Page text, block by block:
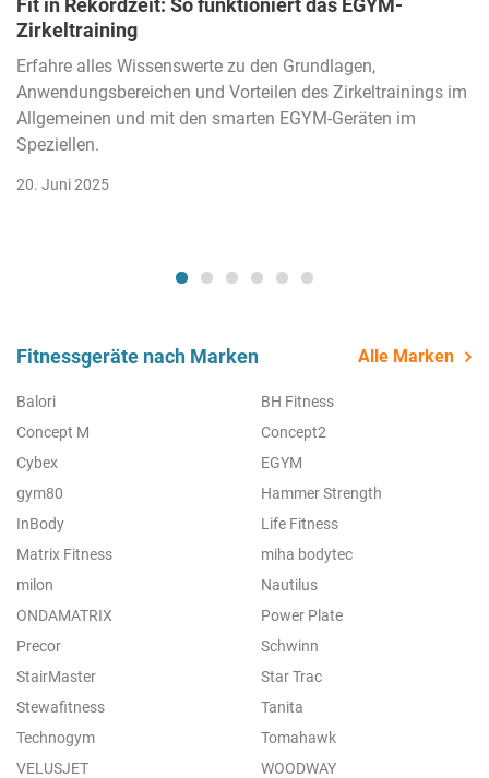
Fit in Rekordzeit: So funktioniert das EGYM-
Zirkeltraining
Erfahre alles Wissenswerte zu den Grundlagen,
Anwendungsbereichen und Vorteilen des Zirkeltrainings im
Allgemeinen und mit den smarten EGYM-Geräten im
Speziellen.
20. Juni 2025
Fitnessgeräte nach Marken Alle Marken
Balori
BH Fitness
Concept M
Concept2
Cybex
EGYM
gym80
Hammer Strength
InBody
Life Fitness
Matrix Fitness
miha bodytec
milon
Nautilus
ONDAMATRIX
Power Plate
Precor
Schwinn
StairMaster
Star Trac
Stewafitness
Tanita
Technogym
Tomahawk
VELUSJET
WOODWAY